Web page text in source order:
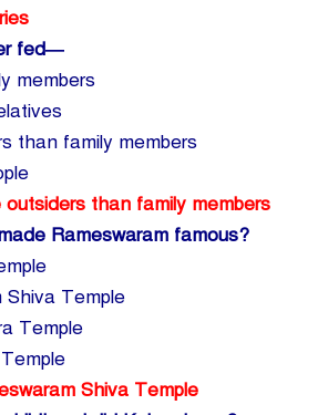
fed—
members
than family members
outsiders than family members
Rameswaram famous?
Shiva Temple
Temple
Shiva Temple